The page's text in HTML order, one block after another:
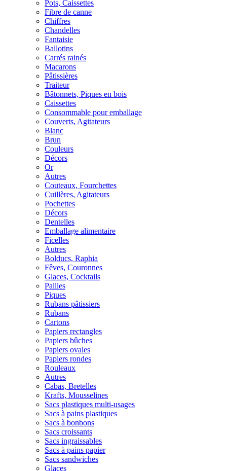
Pots, Caissettes
Fibre de canne
Chiffres
Chandelles
Fantaisie
Ballotins
Carrés rainés
Macarons
Pâtissières
Traiteur
Bâtonnets, Piques en bois
Caissettes
Consommable pour emballage
Couverts, Agitateurs
Blanc
Brun
Couleurs
Décors
Or
Autres
Couteaux, Fourchettes
Cuillères, Agitateurs
Pochettes
Décors
Dentelles
Emballage alimentaire
Ficelles
Autres
Bolducs, Raphia
Fêves, Couronnes
Glaces, Cocktails
Pailles
Piques
Rubans pâtissiers
Rubans
Cartons
Papiers rectangles
Papiers bûches
Papiers ovales
Papiers rondes
Rouleaux
Autres
Cabas, Bretelles
Krafts, Mousselines
Sacs plastiques multi-usages
Sacs à pains plastiques
Sacs à bonbons
Sacs croissants
Sacs ingraissables
Sacs à pains papier
Sacs sandwiches
Glaces